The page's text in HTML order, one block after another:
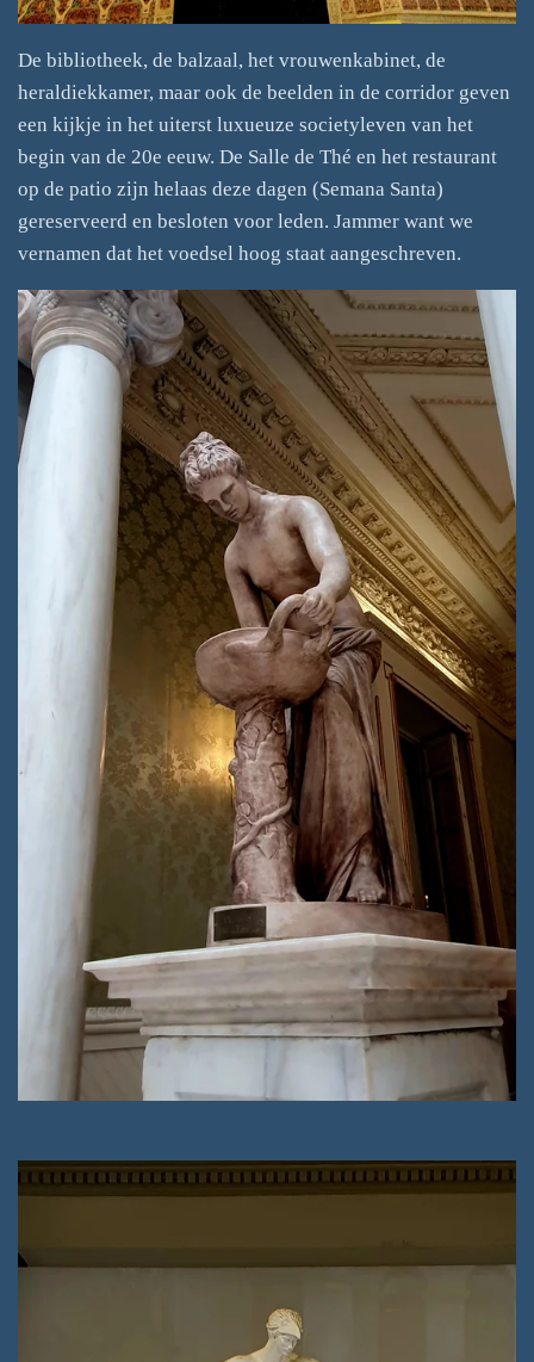
De bibliotheek, de balzaal, het vrouwenkabinet, de
heraldiekkamer, maar ook de beelden in de corridor geven
een kijkje in het uiterst luxueuze societyleven van het
begin van de 20e eeuw. De Salle de Thé en het restaurant
op de patio zijn helaas deze dagen (Semana Santa)
gereserveerd en besloten voor leden. Jammer want we
vernamen dat het voedsel hoog staat aangeschreven.